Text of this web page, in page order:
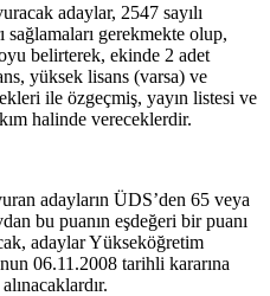
adaylar, 2547 sayılı
gerekmekte olup,
belirterek, ekinde 2 adet
yüksek lisans (varsa) ve
ile özgeçmiş, yayın listesi ve
halinde vereceklerdir.
adayların ÜDS’den 65 veya
bu puanın eşdeğeri bir puanı
adaylar Yükseköğretim
06.11.2008 tarihli kararına